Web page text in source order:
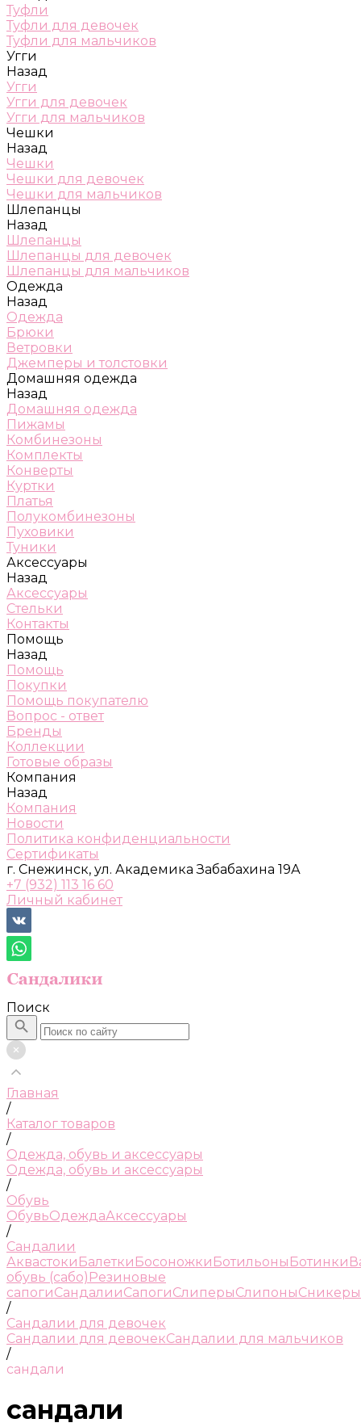
Туфли
Туфли для девочек
Туфли для мальчиков
Угги
Назад
Угги
Угги для девочек
Угги для мальчиков
Чешки
Назад
Чешки
Чешки для девочек
Чешки для мальчиков
Шлепанцы
Назад
Шлепанцы
Шлепанцы для девочек
Шлепанцы для мальчиков
Одежда
Назад
Одежда
Брюки
Ветровки
Джемперы и толстовки
Домашняя одежда
Назад
Домашняя одежда
Пижамы
Комбинезоны
Комплекты
Конверты
Куртки
Платья
Полукомбинезоны
Пуховики
Туники
Аксессуары
Назад
Аксессуары
Стельки
Контакты
Помощь
Назад
Помощь
Покупки
Помощь покупателю
Вопрос - ответ
Бренды
Коллекции
Готовые образы
Компания
Назад
Компания
Новости
Политика конфиденциальности
Сертификаты
г. Снежинск, ул. Академика Забабахина 19А
+7 (932) 113 16 60
Личный кабинет
Поиск
Главная
/
Каталог товаров
/
Одежда, обувь и аксессуары
Одежда, обувь и аксессуары
/
Обувь
ОбувьОдеждаАксессуары
/
Сандалии
Аквастоки Балетки Босоножки Ботильоны Ботинки
обувь (сабо) Резиновые
сапогиСандалииСапогиСлиперыСлипоныСникеры
/
Сандалии для девочек
Сандалии для девочекСандалии для мальчиков
/
сандали
сандали